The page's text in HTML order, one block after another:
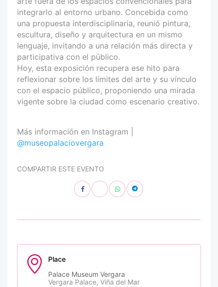
integrarlo al entorno urbano. Concebida como
una propuesta interdisciplinaria, reunió pintura,
escultura, diseño y arquitectura en un mismo
lenguaje, invitando a una relación más directa y
participativa con el público.
Hoy, esta exposición recupera ese hito para
reflexionar sobre los límites del arte y su vínculo
con el espacio público, proponiendo una mirada
vigente sobre la ciudad como escenario creativo.
Más información en Instagram |
@museopalaciovergara
COMPARTIR ESTE EVENTO
Place
Palace Museum Vergara
Vergara Palace, Viña del Mar